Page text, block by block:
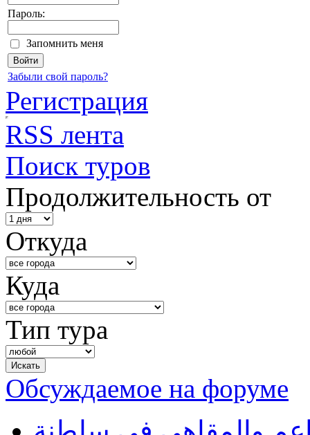
Пароль:
Запомнить меня
Забыли свой пароль?
Регистрация
RSS лента
Поиск туров
Продолжительность от
Откуда
Куда
Тип тура
Обсуждаемое на форуме